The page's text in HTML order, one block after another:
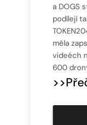
a DOGS
podílejí
měla
videéch
600